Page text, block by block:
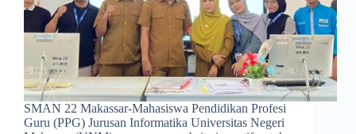
SMAN 22 Makassar-Mahasiswa Pendidikan Profesi
Guru (PPG) Jurusan Informatika Universitas Negeri